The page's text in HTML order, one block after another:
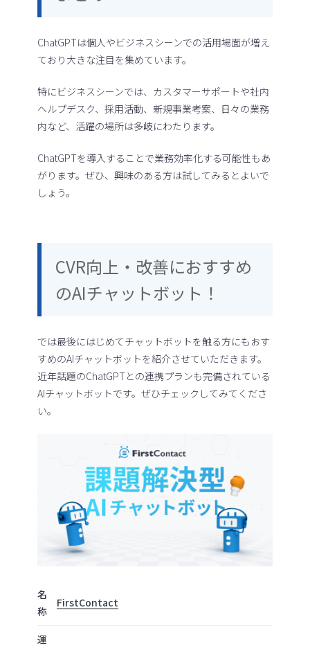
ChatGPTは個人やビジネスシーンでの活用場面が増え
ており大きな注目を集めています。
特にビジネスシーンでは、カスタマーサポートや社内
ヘルプデスク、採用活動、新規事業考案、日々の業務
内など、活躍の場所は多岐にわたります。
ChatGPTを導入することで業務効率化する可能性もあ
がります。ぜひ、興味のある方は試してみるとよいで
しょう。
CVR向上・改善におすすめ
のAIチャットボット！
では最後にはじめてチャットボットを触る方にもおす
すめのAIチャットボットを紹介させていただきます。
近年話題のChatGPTとの連携プランも完備されている
AIチャットボットです。ぜひチェックしてみてくださ
い。
名
称
FirstContact
運